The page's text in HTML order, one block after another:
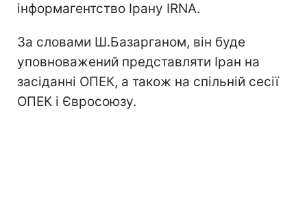
інформагентство Ірану IRNA.
За словами Ш.Базарганом, він буде
уповноважений представляти Іран на
засіданні ОПЕК, а також на спільній сесії
ОПЕК і Євросоюзу.